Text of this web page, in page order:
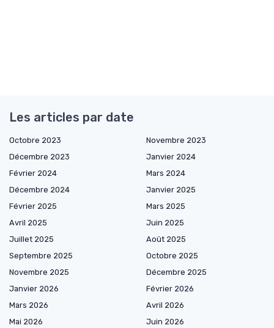
Les articles par date
Octobre 2023
Novembre 2023
Décembre 2023
Janvier 2024
Février 2024
Mars 2024
Décembre 2024
Janvier 2025
Février 2025
Mars 2025
Avril 2025
Juin 2025
Juillet 2025
Août 2025
Septembre 2025
Octobre 2025
Novembre 2025
Décembre 2025
Janvier 2026
Février 2026
Mars 2026
Avril 2026
Mai 2026
Juin 2026